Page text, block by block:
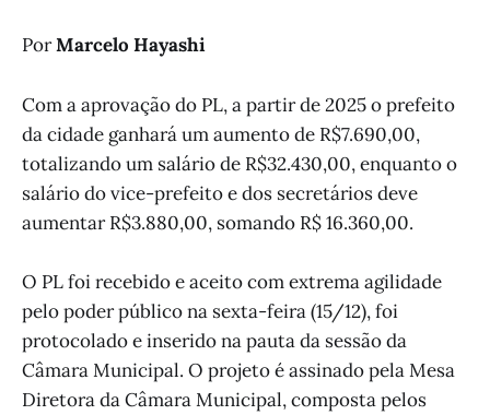
PorMarcelo Hayashi
Com a aprovação do PL, a partir de 2025 o prefeito
da cidade ganhará um aumento de R$7.690,00,
totalizando um salário de R$32.430,00, enquanto o
salário do vice-prefeito e dos secretários deve
aumentar R$3.880,00, somando R$ 16.360,00.
O PL foi recebido e aceito com extrema agilidade
pelo poder público na sexta-feira (15/12), foi
protocolado e inserido na pauta da sessão da
Câmara Municipal. O projeto é assinado pela Mesa
Diretora da Câmara Municipal, composta pelos